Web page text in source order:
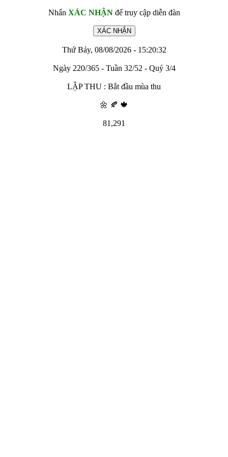
Nhấn XÁC NHẬNđể truy cập diễn đàn
Thứ Bảy, 08/08/2026 - 15:20:32
Ngày 220/365 - Tuần 32/52 - Quý 3/4
LẬP THU : Bắt đầu mùa thu
🌼 🍂 🍁
81,291